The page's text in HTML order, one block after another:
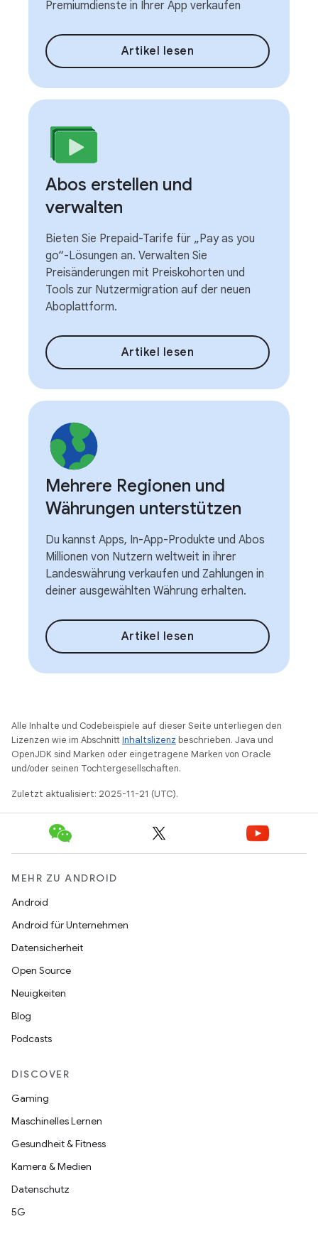
Premiumdienste in Ihrer App verkaufen
Artikel lesen
Abos erstellen und
verwalten
Bieten Sie Prepaid-Tarife für „Pay as you
go“-Lösungen an. Verwalten Sie
Preisänderungen mit Preiskohorten und
Tools zur Nutzermigration auf der neuen
Aboplattform.
Artikel lesen
Mehrere Regionen und
Währungen unterstützen
Du kannst Apps, In-App-Produkte und Abos
Millionen von Nutzern weltweit in ihrer
Landeswährung verkaufen und Zahlungen in
deiner ausgewählten Währung erhalten.
Artikel lesen
Alle Inhalte und Codebeispiele auf dieser Seite unterliegen den
Lizenzen wie im AbschnittInhaltslizenz beschrieben. Java und
OpenJDK sind Marken oder eingetragene Marken von Oracle
und/oder seinen Tochtergesellschaften.
Zuletzt aktualisiert: 2025-11-21 (UTC).
MEHR ZU ANDROID
Android
Android für Unternehmen
Datensicherheit
Open Source
Neuigkeiten
Blog
Podcasts
DISCOVER
Gaming
Maschinelles Lernen
Gesundheit & Fitness
Kamera & Medien
Datenschutz
5G